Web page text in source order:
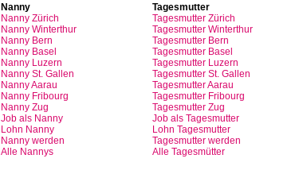
Nanny
Nanny Zürich
Nanny Winterthur
Nanny Bern
Nanny Basel
Nanny Luzern
Nanny St. Gallen
NannyAarau
Nanny Fribourg
Nanny Zug
Job alsNanny
Lohn Nanny
Nanny werden
Alle Nannys
Tagesmutter
Tagesmutter Zürich
TagesmutterWinterthur
TagesmutterBern
TagesmutterBasel
Tagesmutter Luzern
TagesmutterSt. Gallen
TagesmutterAarau
Tagesmutter Fribourg
Tagesmutter Zug
Job als Tagesmutter
Lohn Tagesmutter
Tagesmutter werden
Alle Tagesmütter